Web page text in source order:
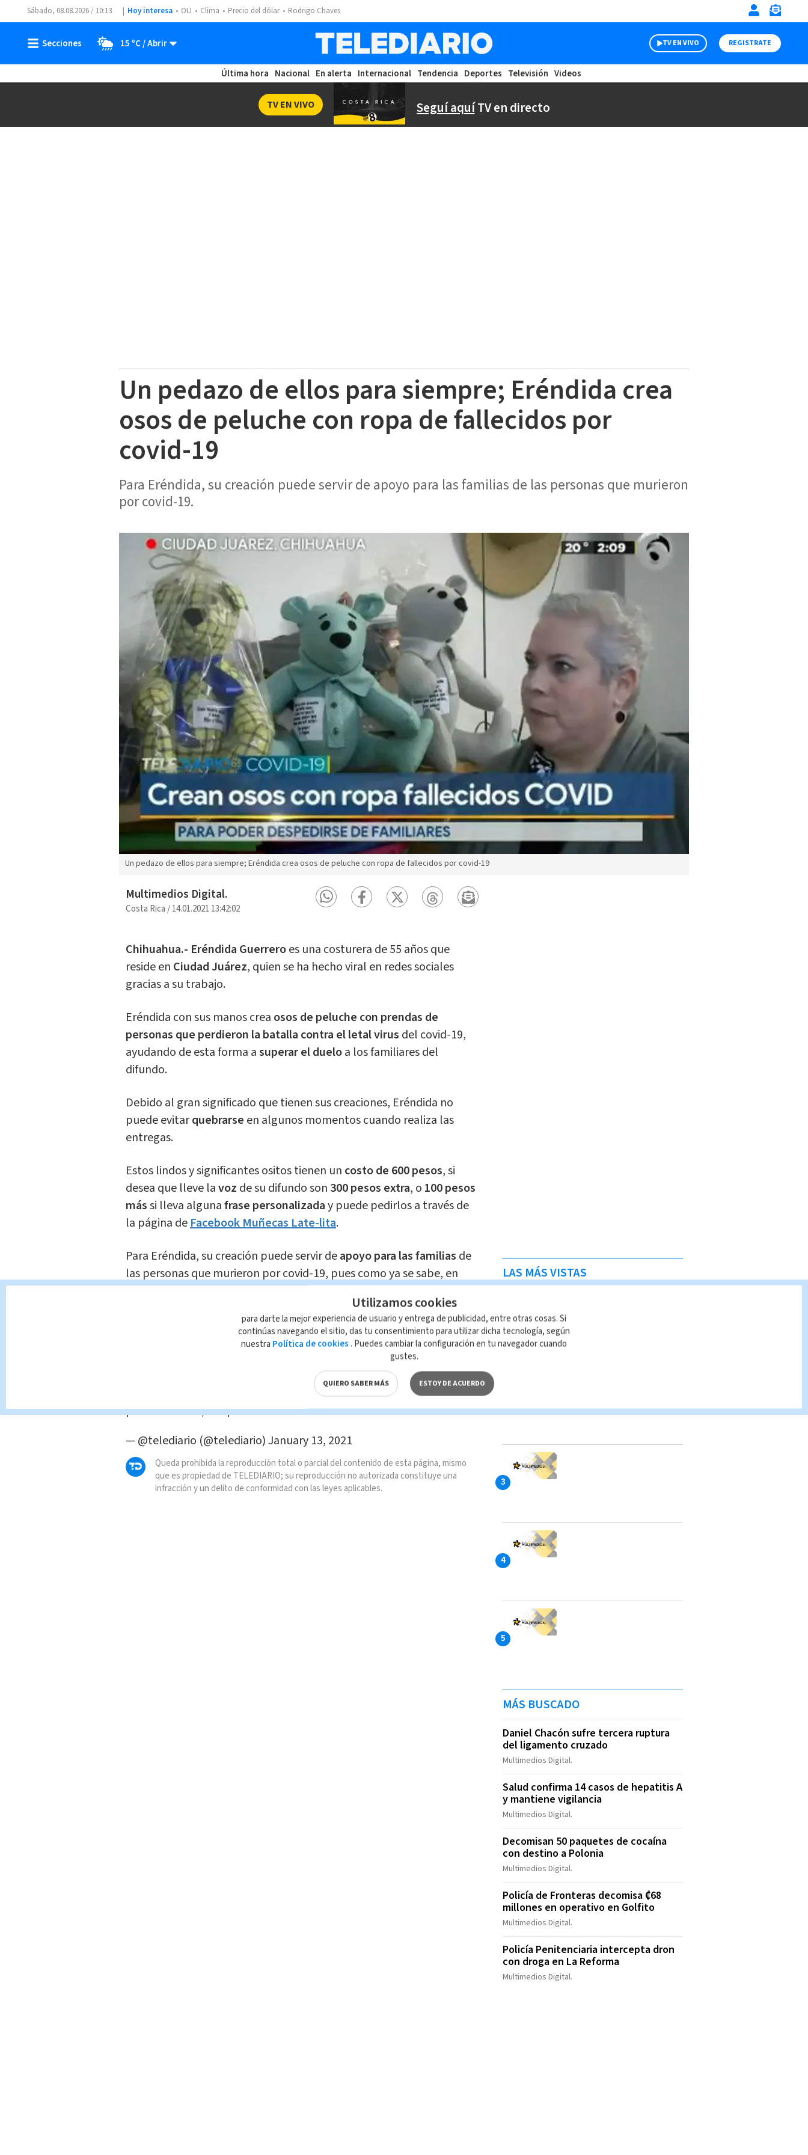
Sábado, 08.08.2026 / 10:13 Hoy interesa OIJ Clima Precio del dólar Rodrigo Chaves
15 ºC TV EN VIVO REGISTRATE
Última hora Nacional En alerta Internacional Tendencia Deportes Televisión Videos
Seguí aquíTV en directo
TV EN VIVO
Un pedazo de ellos para siempre; Eréndida crea
osos de peluche con ropa de fallecidos por
covid-19
Para Eréndida, su creación puede servir de apoyo para las familias de las personas que murieron
por covid-19.
Un pedazo de ellos para siempre; Eréndida crea osos de peluche con ropa de fallecidos por covid-19
Multimedios Digital.
Costa Rica/14.01.2021 13:42:02
Chihuahua.- Eréndida Guerreroes una costurera de 55 años que
reside en Ciudad Juárez, quien se ha hecho viral en redes sociales
gracias a su trabajo.
Eréndida con sus manos crea osos de peluche con prendas de
personas que perdieron la batalla contra el letal virus del covid-19,
ayudando de esta forma asuperar el dueloa los familiares del
difundo.
Debido al gran significado que tienen sus creaciones, Eréndida no
puede evitarquebrarse en algunos momentos cuando realiza las
entregas.
Estos lindos y significantes ositos tienen un costo de 600 pesos, si
desea que lleve lavoz de su difundo son 300 pesos extra, o 100 pesos
mássi lleva algunafrase personalizaday puede pedirlos a través de
la página deFacebook Muñecas Late-lita.
Para Eréndida, su creación puede servir deapoyo para las familias de
las personas que murieron por covid-19, pues como ya se sabe, en
casi el total de los casos,no alcanzan a despedirse de ellos, así que
un pedazo de ellos para siempre.
? Eréndira Guerrero confecciona ositos con ropa de las personas
, les coloca audios con su voz para que a
través de ellos la familia tenga una posibilidad de despedirse o por lo
con @azucenauy @janupi
pic.twitter.com/miDp4oNrZJ
— @telediario (@telediario)January 13, 2021
Queda prohibida la reproducción total o parcial del contenido de esta página, mismo
que es propiedad de TELEDIARIO; su reproducción no autorizada constituye una
infracción y un delito de conformidad con las leyes aplicables.
LAS MÁS VISTAS
MÁS BUSCADO
Daniel Chacón sufre tercera ruptura
del ligamento cruzado
Multimedios Digital.
Salud confirma 14 casos de hepatitis A
y mantiene vigilancia
Multimedios Digital.
Decomisan 50 paquetes de cocaína
con destino a Polonia
Multimedios Digital.
Policía de Fronteras decomisa ₡68
millones en operativo en Golfito
Multimedios Digital.
Policía Penitenciaria intercepta dron
con droga en La Reforma
Multimedios Digital.
Utilizamos cookies
para darte la mejor experiencia de usuario y entrega de publicidad, entre otras cosas. Si
continúas navegando el sitio, das tu consentimiento para utilizar dicha tecnología, según
nuestra Política de cookies . Puedes cambiar la configuración en tu navegador cuando
gustes.
QUIERO SABER MÁS ESTOY DE ACUERDO